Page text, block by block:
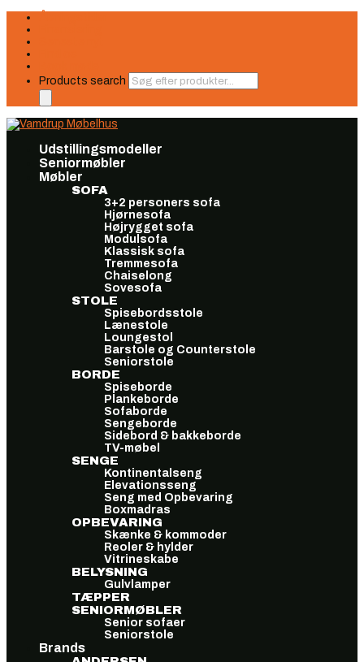
Products search
Udstillingsmodeller
Seniormøbler
Møbler
SOFA
3+2 personers sofa
Hjørnesofa
Højrygget sofa
Modulsofa
Klassisk sofa
Tremmesofa
Chaiselong
Sovesofa
STOLE
Spisebordsstole
Lænestole
Loungestol
Barstole og Counterstole
Seniorstole
BORDE
Spiseborde
Plankeborde
Sofaborde
Sengeborde
Sidebord & bakkeborde
TV-møbel
SENGE
Kontinentalseng
Elevationsseng
Seng med Opbevaring
Boxmadras
OPBEVARING
Skænke & kommoder
Reoler & hylder
Vitrineskabe
BELYSNING
Gulvlamper
TÆPPER
SENIORMØBLER
Senior sofaer
Seniorstole
Brands